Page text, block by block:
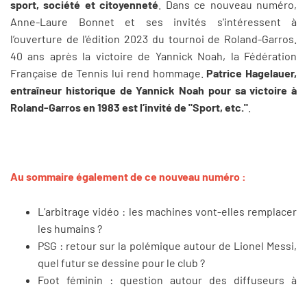
sport, société et citoyenneté . Dans ce nouveau numéro,
Anne-Laure Bonnet et ses invités s'intéressent à
l’ouverture de l'édition 2023 du tournoi de Roland-Garros.
40 ans après la victoire de Yannick Noah, la Fédération
Française de Tennis lui rend hommage. Patrice Hagelauer,
entraîneur historique de Yannick Noah pour sa victoire à
Roland-Garros en 1983 est l’invité de "Sport, etc."
Au sommaire égalementde ce nouveau numéro :
L’arbitrage vidéo : les machines vont-elles remplacer
les humains ?
PSG : retour sur la polémique autour de Lionel Messi,
quel futur se dessine pour le club ?
Foot féminin : question autour des diffuseurs à